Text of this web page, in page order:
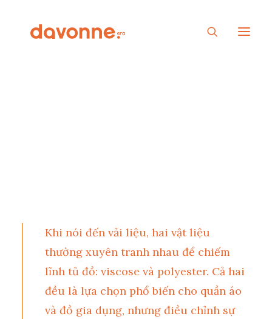
Khi nói đến vải liệu, hai vật liệu
thường xuyên tranh nhau để chiếm
lĩnh tủ đồ: viscose và polyester. Cả hai
đều là lựa chọn phổ biến cho quần áo
và đồ gia dụng, nhưng điều chỉnh sự